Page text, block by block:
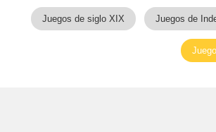
Juegos de siglo XIX Juegos de